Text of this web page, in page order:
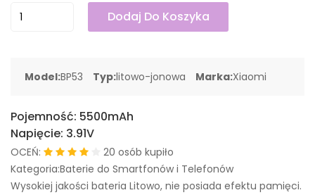
Dodaj Do Koszyka
Model:BP53 Typ:litowo-jonowa Marka:Xiaomi
Pojemność: 5500mAh
Napięcie: 3.91V
OCEŃ:
20 osób kupiło
Kategoria:Baterie do Smartfonów i Telefonów
Wysokiej jakości bateria Litowo, nie posiada efektu pamięci.